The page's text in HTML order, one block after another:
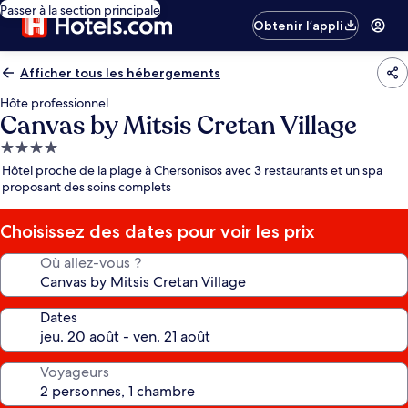
Passer à la section principale
Obtenir l’appli
Afficher tous les hébergements
Hôte professionnel
Canvas by Mitsis Cretan Village
Hébergement
4.0 étoiles
Hôtel proche de la plage à Chersonisos avec 3 restaurants et un spa
proposant des soins complets
Choisissez des dates pour voir les prix
Où allez-vous ?
Dates
Voyageurs